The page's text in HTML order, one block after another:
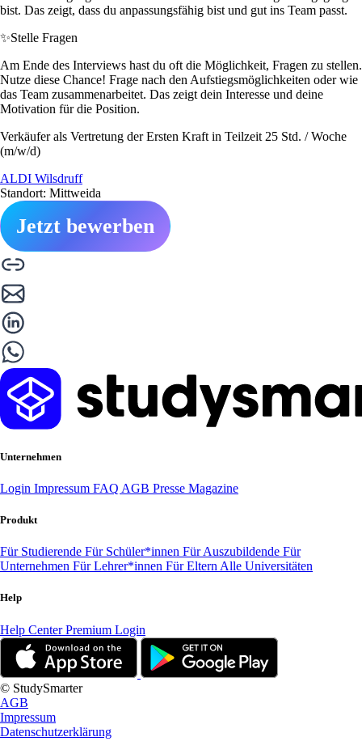
bist. Das zeigt, dass du anpassungsfähig bist und gut ins Team passt.
✨Stelle Fragen
Am Ende des Interviews hast du oft die Möglichkeit, Fragen zu stellen.
Nutze diese Chance! Frage nach den Aufstiegsmöglichkeiten oder wie
das Team zusammenarbeitet. Das zeigt dein Interesse und deine
Motivation für die Position.
Verkäufer als Vertretung der Ersten Kraft in Teilzeit 25 Std. / Woche
(m/w/d)
ALDI Wilsdruff
Standort: Mittweida
Jetzt bewerben
Unternehmen
Login Impressum FAQ AGB Presse Magazine
Produkt
Für Studierende Für Schüler*innen Für Auszubildende Für
Unternehmen Für Lehrer*innen Für Eltern Alle Universitäten
Help
Help CenterPremium Login
© StudySmarter
AGB
Impressum
Datenschutzerklärung